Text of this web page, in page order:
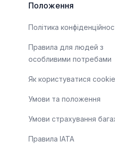
Положення
Політика
Правила для людей з
особливими потребами
Як користуватися cookie
Умови та положення
Умови страхування
Правила ІАТА